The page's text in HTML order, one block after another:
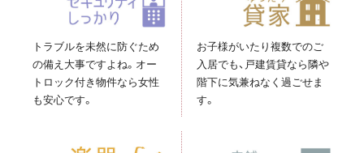
トラブルを未然に防ぐため
の備え大事ですよね。オー
トロック付き物件なら女性
も安心です。
お子様がいたり複数でのご
入居でも、戸建賃貸なら隣や
階下に気兼ねなく過ごせま
す。